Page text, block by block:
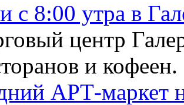
с 8:00 утра в
центр
и кофеен.
АРТ-маркет